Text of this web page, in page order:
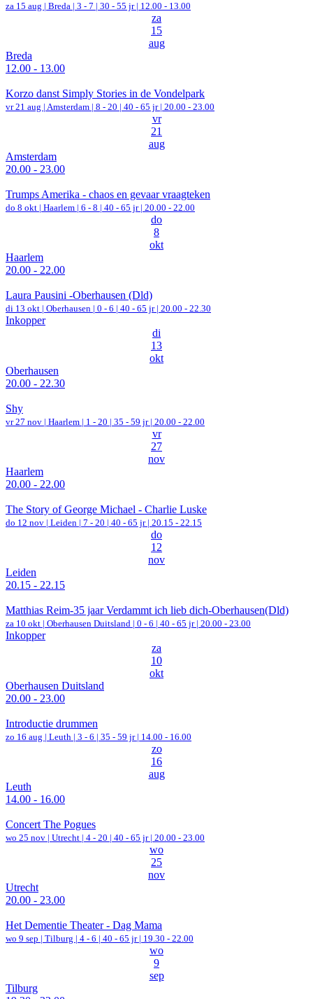
za 15 aug | Breda | 3 - 7 | 30 - 55 jr | 12.00 - 13.00
za
15
aug
Breda
12.00 - 13.00
Korzo danst Simply Stories in de Vondelpark
vr 21 aug | Amsterdam | 8 - 20 | 40 - 65 jr | 20.00 - 23.00
vr
21
aug
Amsterdam
20.00 - 23.00
Trumps Amerika - chaos en gevaar vraagteken
do 8 okt | Haarlem | 6 - 8 | 40 - 65 jr | 20.00 - 22.00
do
8
okt
Haarlem
20.00 - 22.00
Laura Pausini -Oberhausen (Dld)
di 13 okt | Oberhausen | 0 - 6 | 40 - 65 jr | 20.00 - 22.30
Inkopper
di
13
okt
Oberhausen
20.00 - 22.30
Shy
vr 27 nov | Haarlem | 1 - 20 | 35 - 59 jr | 20.00 - 22.00
vr
27
nov
Haarlem
20.00 - 22.00
The Story of George Michael - Charlie Luske
do 12 nov | Leiden | 7 - 20 | 40 - 65 jr | 20.15 - 22.15
do
12
nov
Leiden
20.15 - 22.15
Matthias Reim-35 jaar Verdammt ich lieb dich-Oberhausen(Dld)
za 10 okt | Oberhausen Duitsland | 0 - 6 | 40 - 65 jr | 20.00 - 23.00
Inkopper
za
10
okt
Oberhausen Duitsland
20.00 - 23.00
Introductie drummen
zo 16 aug | Leuth | 3 - 6 | 35 - 59 jr | 14.00 - 16.00
zo
16
aug
Leuth
14.00 - 16.00
Concert The Pogues
wo 25 nov | Utrecht | 4 - 20 | 40 - 65 jr | 20.00 - 23.00
wo
25
nov
Utrecht
20.00 - 23.00
Het Dementie Theater - Dag Mama
wo 9 sep | Tilburg | 4 - 6 | 40 - 65 jr | 19.30 - 22.00
wo
9
sep
Tilburg